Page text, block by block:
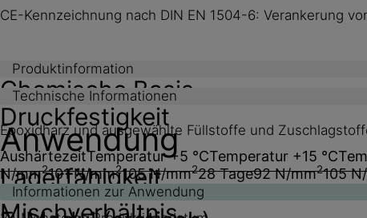
CE-Kennzeichnung nach DIN EN 1504-6: Verankerung
Produktinformation
Chemische Basis
Epoxidharz und ausgewählte Füllstoffe und
Lagerfähigkeit
Technische Informationen
Druckfestigkeit
AushärtezeitTemperatur +5 °CTemperatur +15 °C
N/mm2101 N/mm2105 N/mm228 Tage92 N/mm2105
Anwendung
Informationen zur Anwendung
Mischverhältnis